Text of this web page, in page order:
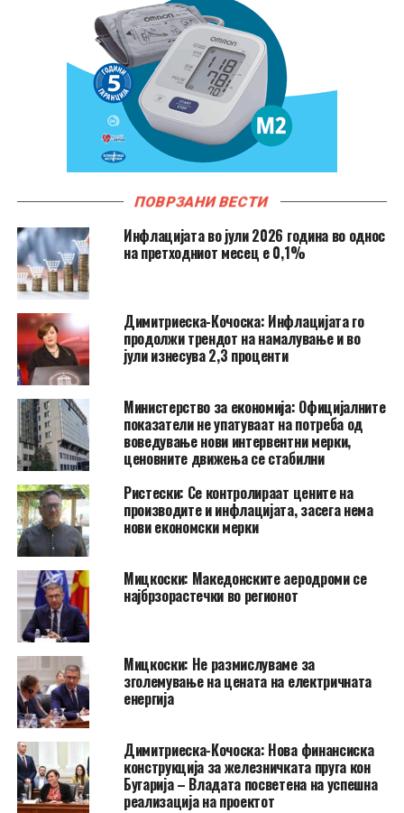
ПОВРЗАНИ ВЕСТИ
Инфлацијата во јули 2026 година во однос
на претходниот месец е 0,1%
Димитриеска-Кочоска: Инфлацијата го
продолжи трендот на намалување и во
јули изнесува 2,3 проценти
Министерство за економија: Официјалните
показатели не упатуваат на потреба од
воведување нови интервентни мерки,
ценовните движења се стабилни
Ристески: Се контролираат цените на
производите и инфлацијата, засега нема
нови економски мерки
Мицкоски: Македонските аеродроми се
најбрзорастечки во регионот
Мицкоски: Не размислуваме за
зголемување на цената на електричната
енергија
Димитриеска-Кочоска: Нова финансиска
конструкција за железничката пруга кон
Бугарија – Владата посветена на успешна
реализација на проектот